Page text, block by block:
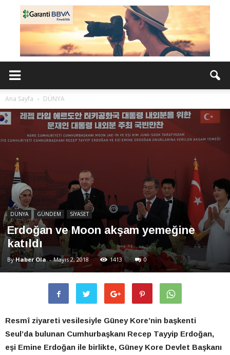
Ana Sayfa DÜNYA
DÜNYA GÜNDEM SİYASET
Erdoğan ve Moon akşam yemeğine
katıldı
ByHaber Ola - Mayıs 2, 2018 1413 0
Resmî ziyareti vesilesiyle Güney Kore’nin başkenti
Seul’da bulunan Cumhurbaşkanı Recep Tayyip Erdoğan,
eşi Emine Erdoğan ile birlikte, Güney Kore Devlet Başkanı